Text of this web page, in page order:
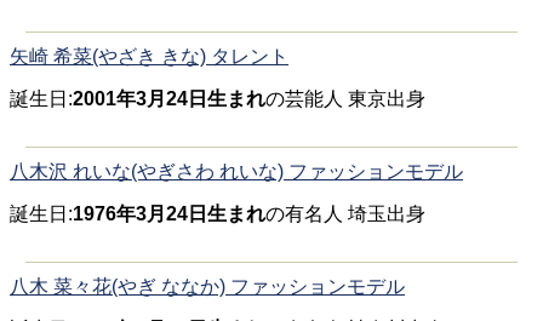
矢崎 希菜(やざき きな) タレント
誕生日:2001年3月24日生まれの芸能人 東京出身
八木沢 れいな(やぎさわ れいな) ファッションモデル
誕生日:1976年3月24日生まれの有名人 埼玉出身
八木 菜々花(やぎ ななか) ファッションモデル